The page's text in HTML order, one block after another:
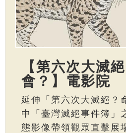
【第六次大滅
會？】電影院
延伸「第六次大滅絕？
中「臺灣滅絕事件簿」
態影像帶領觀眾直擊展